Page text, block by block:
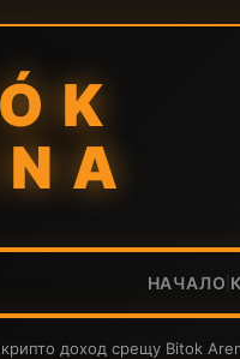
НАЧАЛО
доход срещу Bitok